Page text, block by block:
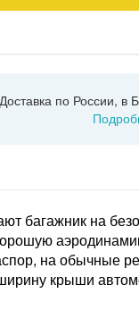
Доставка по России, в
багажник на
на обычные
крыши